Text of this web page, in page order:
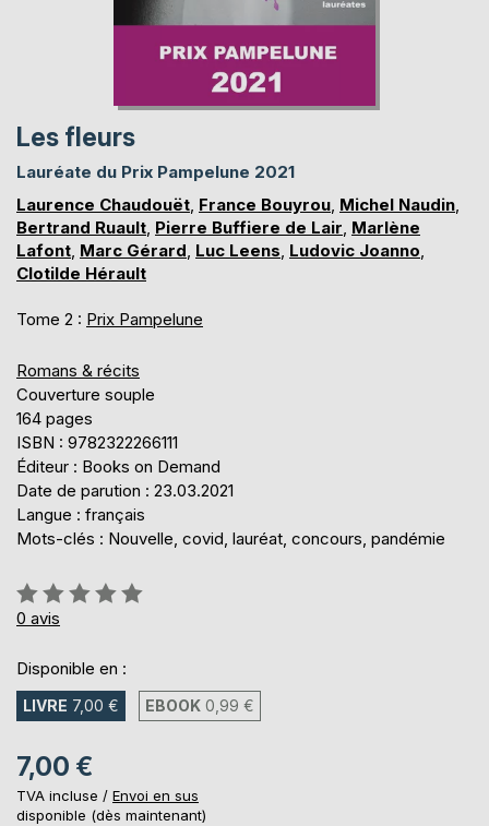
Les fleurs
Lauréate du Prix Pampelune 2021
Laurence Chaudouët, France Bouyrou, Michel Naudin,
Bertrand Ruault, Pierre Buffiere de Lair, Marlène
Lafont, Marc Gérard, Luc Leens, Ludovic Joanno,
Clotilde Hérault
Tome 2 : Prix Pampelune
Romans & récits
Couverture souple
164 pages
ISBN : 9782322266111
Éditeur : Books on Demand
Date de parution : 23.03.2021
Langue : français
Mots-clés : Nouvelle, covid, lauréat, concours, pandémie
Évaluation:
0%
0 avis
Disponible en :
LIVRE 7,00 € EBOOK 0,99 €
7,00 €
TVA incluse / Envoi en sus
disponible (dès maintenant)